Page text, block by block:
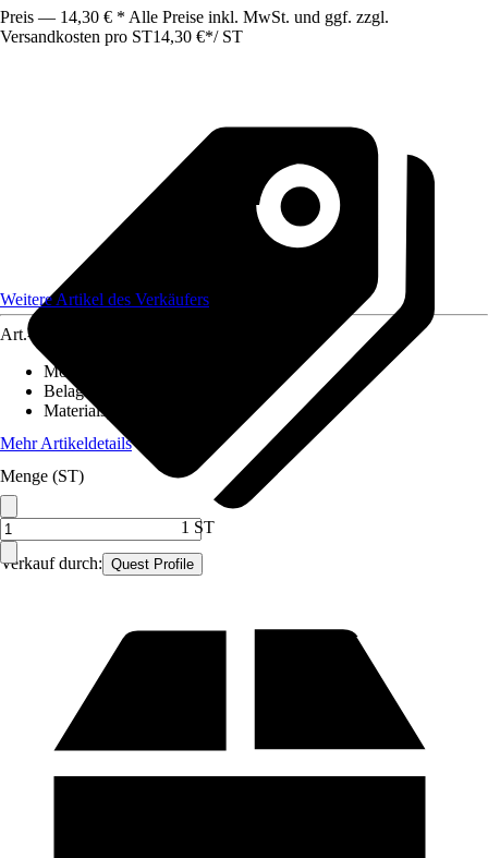
Preis — 14,30 € * Alle Preise inkl. MwSt. und ggf. zzgl.
Versandkosten pro ST14,30 €*/ ST
Verkauf durch: Quest Profile
Weitere Artikel des Verkäufers
Art.-Nr.
Montageart
Belagstärke
Materialspezifizierung
Mehr Artikeldetails
Menge (ST)
1 ST